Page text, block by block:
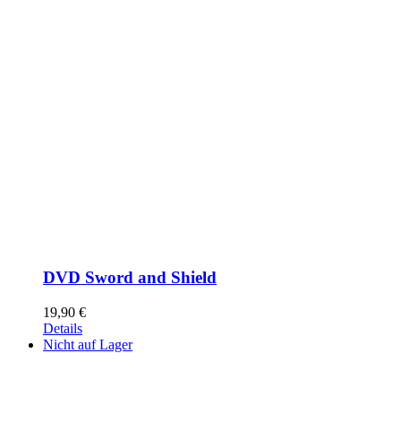
DVD Sword and Shield
19,90 €
Details
Nicht auf Lager